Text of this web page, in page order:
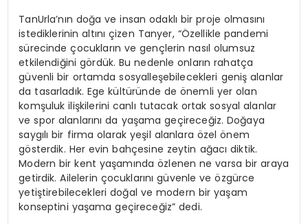
TanUrla’nın doğa ve insan odaklı bir proje olmasını
istediklerinin altını çizen Tanyer, “Özellikle pandemi
sürecinde çocukların ve gençlerin nasıl olumsuz
etkilendiğini gördük. Bu nedenle onların rahatça
güvenli bir ortamda sosyalleşebilecekleri geniş alanlar
da tasarladık. Ege kültüründe de önemli yer olan
komşuluk ilişkilerini canlı tutacak ortak sosyal alanlar
ve spor alanlarını da yaşama geçireceğiz. Doğaya
saygılı bir firma olarak yeşil alanlara özel önem
gösterdik. Her evin bahçesine zeytin ağacı diktik.
Modern bir kent yaşamında özlenen ne varsa bir araya
getirdik. Ailelerin çocuklarını güvenle ve özgürce
yetiştirebilecekleri doğal ve modern bir yaşam
konseptini yaşama geçireceğiz” dedi.